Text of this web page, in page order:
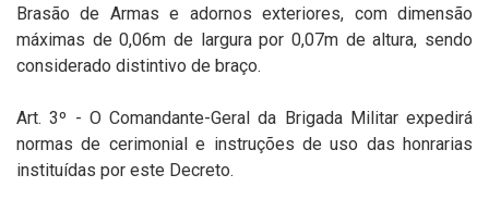
Brasão de Armas e adornos exteriores, com dimensão
máximas de 0,06m de largura por 0,07m de altura, sendo
considerado distintivo de braço.
Art. 3º - O Comandante-Geral da Brigada Militar expedirá
normas de cerimonial e instruções de uso das honrarias
instituídas por este Decreto.